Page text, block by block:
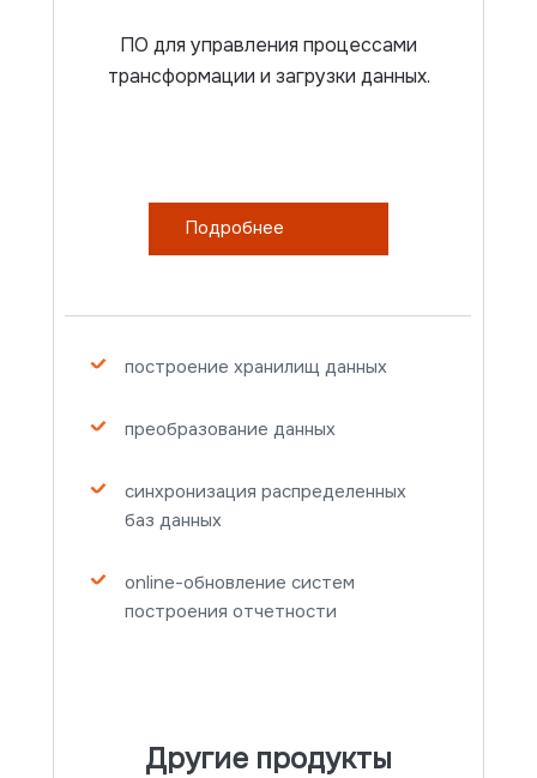
Подробнее
ПО для управления процессами
трансформации и загрузки данных.
построение хранилищ данных
преобразование данных
синхронизация распределенных
баз данных
online-обновление систем
построения отчетности
Другие продукты